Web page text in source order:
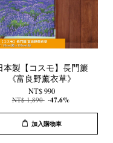
本製【コスモ】長門簾
《富良野薰衣草》
NT$ 990
NT$ 1,890 -47.6%
加入購物車